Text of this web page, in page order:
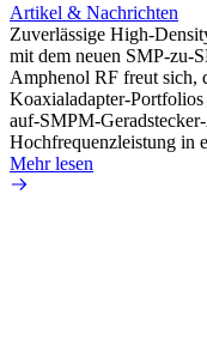
Artikel & Nachrichten
Zuverlässige High-
mit dem neuen SMP-zu-
Amphenol RF freut sich,
Koaxialadapter-
auf-SMPM-
Hochfrequenzleistung in
Mehr lesen